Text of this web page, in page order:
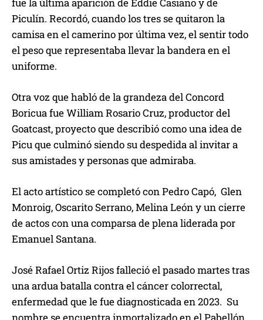
fue la última aparición de Eddie Casiano y de
Piculín. Recordó, cuando los tres se quitaron la
camisa en el camerino por última vez, el sentir todo
el peso que representaba llevar la bandera en el
uniforme.
Otra voz que habló de la grandeza del Concord
Boricua fue William Rosario Cruz, productor del
Goatcast, proyecto que describió como una idea de
Picu que culminó siendo su despedida al invitar a
sus amistades y personas que admiraba.
El acto artístico se completó con Pedro Capó, Glen
Monroig, Oscarito Serrano, Melina León y un cierre
de actos con una comparsa de plena liderada por
Emanuel Santana.
José Rafael Ortiz Rijos falleció el pasado martes tras
una ardua batalla contra el cáncer colorrectal,
enfermedad que le fue diagnosticada en 2023. Su